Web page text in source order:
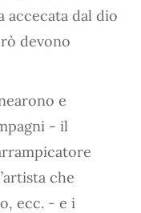
accecata dal dio
devono
e
- il
che
ecc. - e i